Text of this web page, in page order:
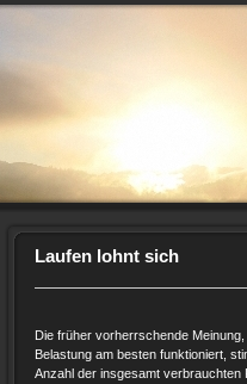
Laufen lohnt sich
Die früher vorherrschende
Belastung am besten funktioniert,
Anzahl der insgesamt